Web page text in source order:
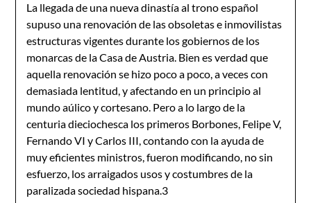
La llegada de una nueva dinastía al trono español
supuso una renovación de las obsoletas e inmovilistas
estructuras vigentes durante los gobiernos de los
monarcas de la Casa de Austria. Bien es verdad que
aquella renovación se hizo poco a poco, a veces con
demasiada lentitud, y afectando en un principio al
mundo aúlico y cortesano. Pero a lo largo de la
centuria dieciochesca los primeros Borbones, Felipe V,
Fernando VI y Carlos III, contando con la ayuda de
muy eficientes ministros, fueron modificando, no sin
esfuerzo, los arraigados usos y costumbres de la
paralizada sociedad hispana.3